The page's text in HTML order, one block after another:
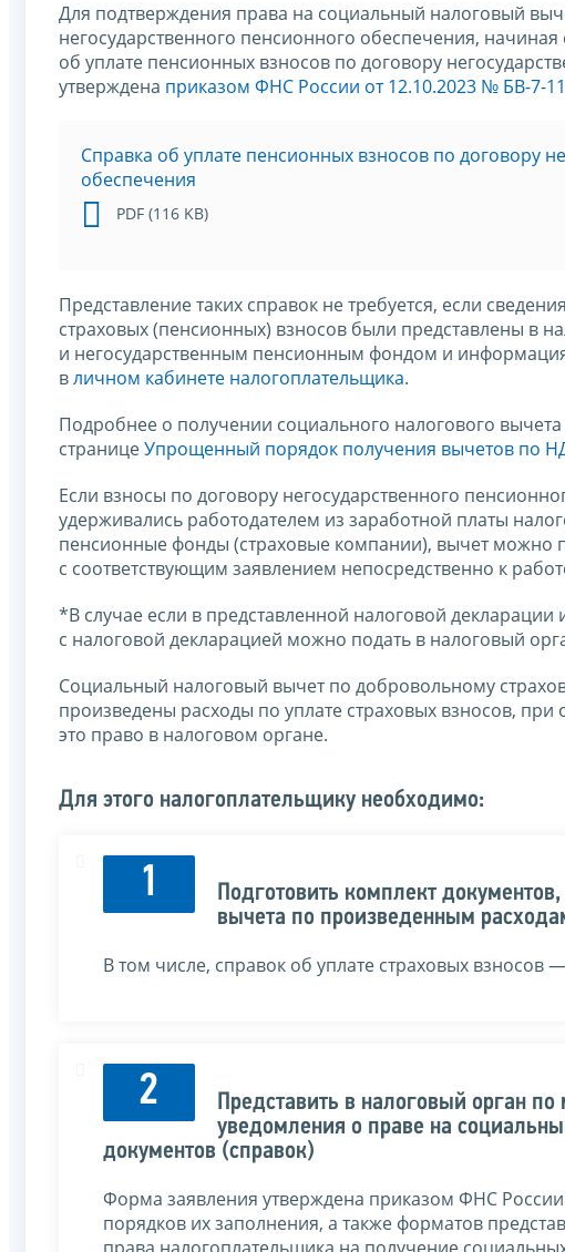
Для подтверждения права на социальный налоговый
негосударственного пенсионного обеспечения, начиная
об уплате пенсионных взносов по договору
утверждена приказом ФНС России от 12.10.2023 № БВ-7-
Cправка об уплате пенсионных взносов по договору
обеспечения
PDF (116 KB)
Представление таких справок не требуется, если
страховых (пенсионных) взносов были представлены в
и негосударственным пенсионным фондом и
вличном кабинете налогоплательщика.
Подробнее о получении социального налогового
страницеУпрощенный порядок получения вычетов по
Если взносы по договору негосударственного
удерживались работодателем из заработной платы
пенсионные фонды (страховые компании), вычет можно
с соответствующим заявлением непосредственно к
*В случае если в представленной налоговой
с налоговой декларацией можно подать в налоговый
Социальный налоговый вычет по добровольному
произведены расходы по уплате страховых взносов,
это право в налоговом органе.
Для этого налогоплательщику необходимо:
1
Подготовить комплект
вычета по произведенным
В том числе, справок об уплате страховых взносов
2
Представить в налоговый орган
уведомления о праве на
документов (справок)
Форма заявления утверждена приказом ФНС
порядков их заполнения, а также форматов
права налогоплательщика на получение